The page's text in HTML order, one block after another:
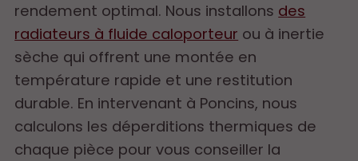
rendement optimal. Nous installons des
radiateurs à fluide caloporteur ou à inertie
sèche qui offrent une montée en
température rapide et une restitution
durable. En intervenant à Poncins, nous
calculons les déperditions thermiques de
chaque pièce pour vous conseiller la